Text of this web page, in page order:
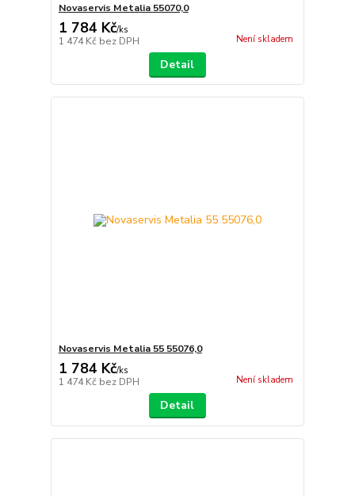
Novaservis Metalia 55070,0
1 784 Kč/ks
1 474 Kč bez DPH Není skladem
Detail
Novaservis Metalia 55 55076,0
1 784 Kč/ks
1 474 Kč bez DPH Není skladem
Detail